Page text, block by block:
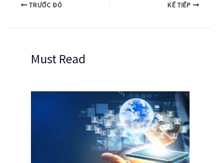
TRƯỚC ĐÓ KẾ TIẾP
Must Read